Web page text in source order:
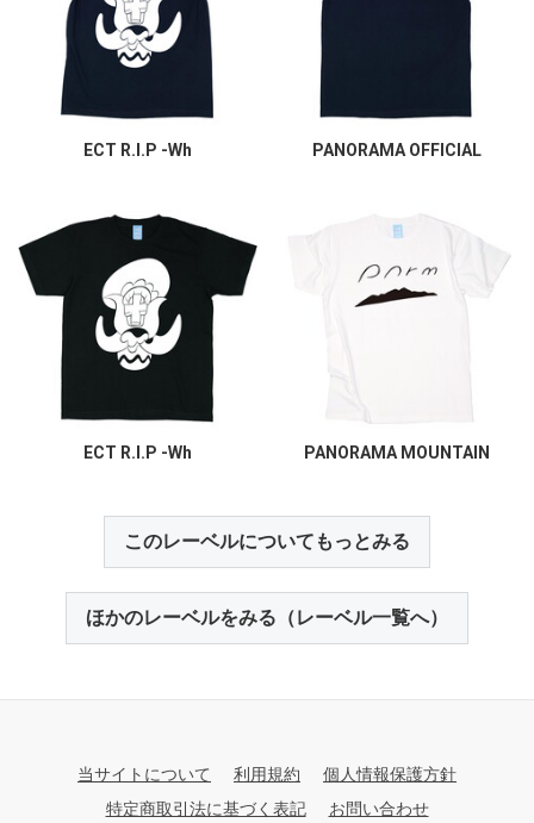
ECT R.I.P -Wh PANORAMA OFFICIAL
ECT R.I.P -Wh PANORAMA MOUNTAIN
このレーベルについてもっとみる
ほかのレーベルをみる（レーベル一覧へ）
当サイトについて 利用規約
個人情報保護方針
特定商取引法に基づく表記
お問い合わせ